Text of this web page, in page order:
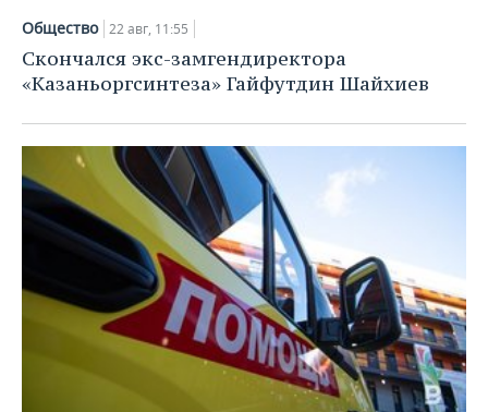
ХОККЕЙ С МЯЧОМ
ПРОИСШЕСТВИЯ
Общество 22 авг, 11:55
Скончался экс-замгендиректора
«Казаньоргсинтеза» Гайфутдин Шайхиев